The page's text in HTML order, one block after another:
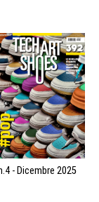
- Dicembre 2025